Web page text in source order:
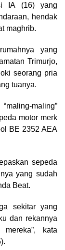
IA (16) yang
hendak
maghrib.
yang
Trimurjo,
seorang pria
tuanya.
maling”
motor merk
BE 2352 AEA
sepeda
yang sudah
Beat.
sekitar yang
dan rekannya
kata